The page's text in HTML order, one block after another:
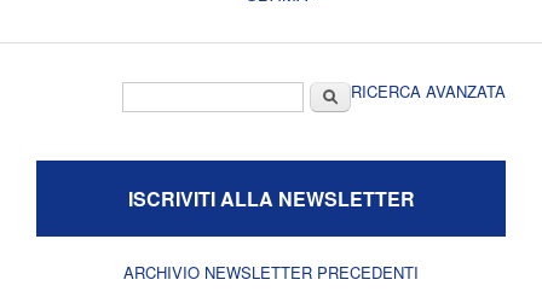
CercaRICERCA AVANZATA
ISCRIVITI ALLA NEWSLETTER
ARCHIVIO NEWSLETTER PRECEDENTI